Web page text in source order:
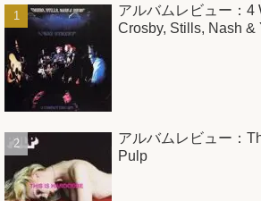
アルバムレビュー：4
Crosby, Stills, Nash &
アルバムレビュー：
Pulp